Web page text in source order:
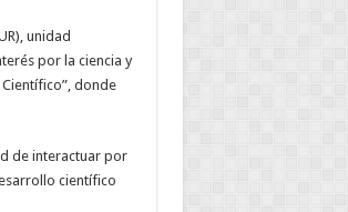
unidad
por la ciencia y
donde
de interactuar por
científico